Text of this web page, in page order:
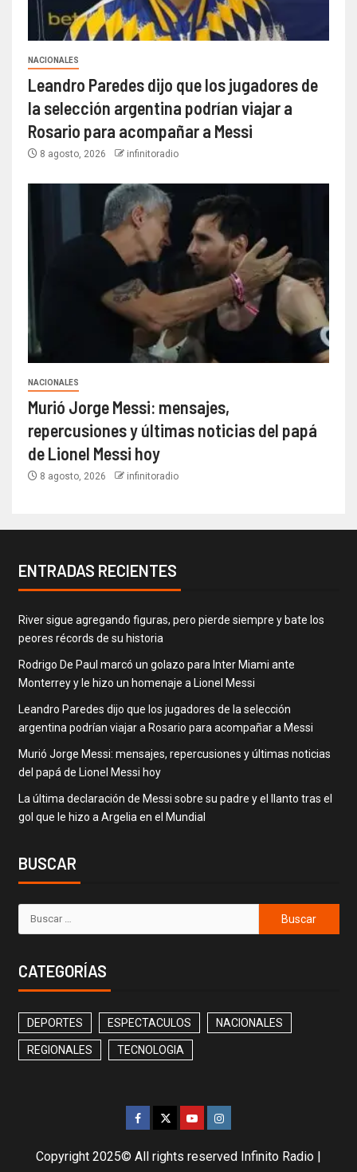
NACIONALES
Leandro Paredes dijo que los jugadores de
la selección argentina podrían viajar a
Rosario para acompañar a Messi
8 agosto, 2026 infinitoradio
NACIONALES
Murió Jorge Messi: mensajes,
repercusiones y últimas noticias del papá
de Lionel Messi hoy
8 agosto, 2026 infinitoradio
ENTRADAS RECIENTES
River sigue agregando figuras, pero pierde siempre y bate los
peores récords de su historia
Rodrigo De Paul marcó un golazo para Inter Miami ante
Monterrey y le hizo un homenaje a Lionel Messi
Leandro Paredes dijo que los jugadores de la selección
argentina podrían viajar a Rosario para acompañar a Messi
Murió Jorge Messi: mensajes, repercusiones y últimas noticias
del papá de Lionel Messi hoy
La última declaración de Messi sobre su padre y el llanto tras el
gol que le hizo a Argelia en el Mundial
BUSCAR
CATEGORÍAS
DEPORTES ESPECTACULOS NACIONALES
REGIONALES TECNOLOGIA
Copyright 2025© All rights reserved Infinito Radio |